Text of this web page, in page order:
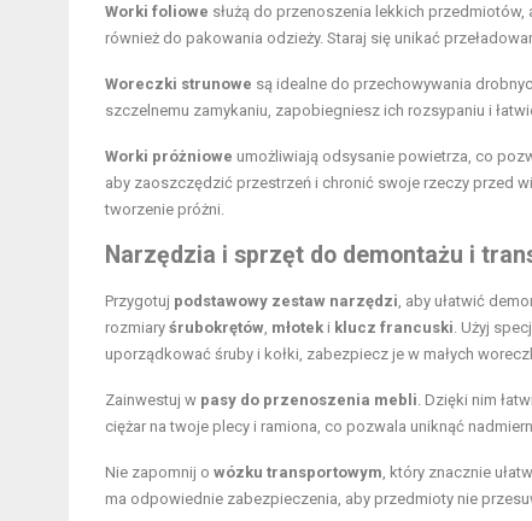
Worki foliowe służą do przenoszenia lekkich przedmiotów,
również do pakowania odzieży. Staraj się unikać
Woreczki strunowe są idealne do przechowywania
szczelnemu zamykaniu, zapobiegniesz ich rozsypaniu i
Worki próżniowe umożliwiają odsysanie powietrza, co
aby zaoszczędzić przestrzeń i chronić swoje rzeczy przed
tworzenie próżni.
Narzędzia i sprzęt do demontażu i
Przygotuj podstawowy zestaw narzędzi, aby ułatwić
rozmiary śrubokrętów, młotek i klucz francuski. Użyj
uporządkować śruby i kołki, zabezpiecz je w małych
Zainwestuj w pasy do przenoszenia mebli. Dzięki nim
ciężar na twoje plecy i ramiona, co pozwala uniknąć
Nie zapomnij o wózku transportowym, który znacznie
ma odpowiednie zabezpieczenia, aby przedmioty nie